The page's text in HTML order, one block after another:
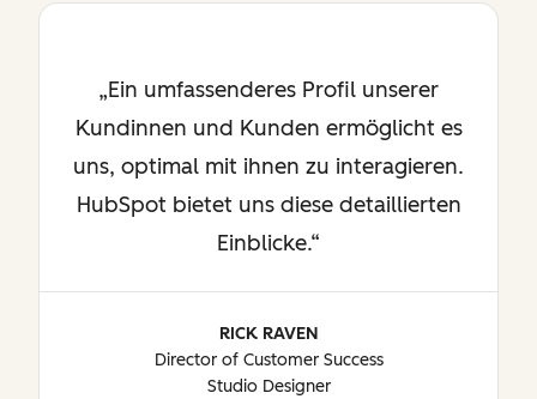
Ein umfassenderes Profil unserer
Kundinnen und Kunden ermöglicht es
uns, optimal mit ihnen zu interagieren.
HubSpot bietet uns diese detaillierten
Einblicke.
RICK RAVEN
Director of Customer Success
Studio Designer